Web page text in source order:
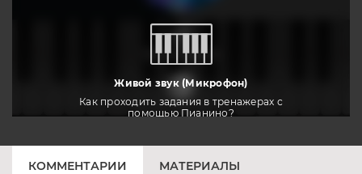
Живой звук (Микрофон)
Как проходить задания в тренажерах с
помощью Пианино?
тренировать
КОММЕНТАРИИ МАТЕРИАЛЫ